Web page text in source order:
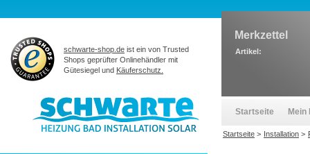
schwarte-shop.de ist ein von Trusted
Shops geprüfter Onlinehändler mit
Gütesiegel und Käuferschutz.
Merkzettel
Artikel:
Startseite Mein
Startseite > Installation >